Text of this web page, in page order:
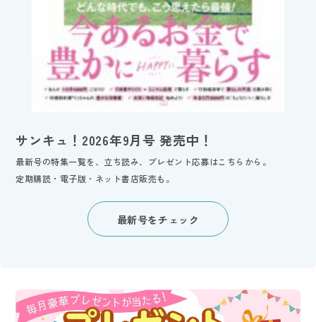
サンキュ！2026年9月号 発売中！
最新号の特集一覧を、立ち読み、プレゼント応募はこちらから。
定期購読・電子版・ネット書店販売も。
最新号をチェック